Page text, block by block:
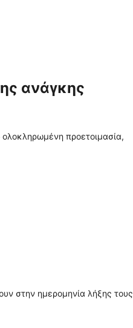
ανάγκης
προετοιμασία,
στην ημερομηνία λήξης τους